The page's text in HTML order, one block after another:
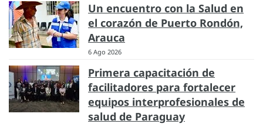
Un encuentro con la Salud en
el corazón de Puerto Rondón,
Arauca
6 Ago 2026
Primera capacitación de
facilitadores para fortalecer
equipos interprofesionales de
salud de Paraguay